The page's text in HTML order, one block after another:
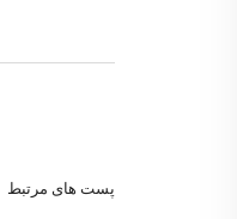
پست های مرتبط